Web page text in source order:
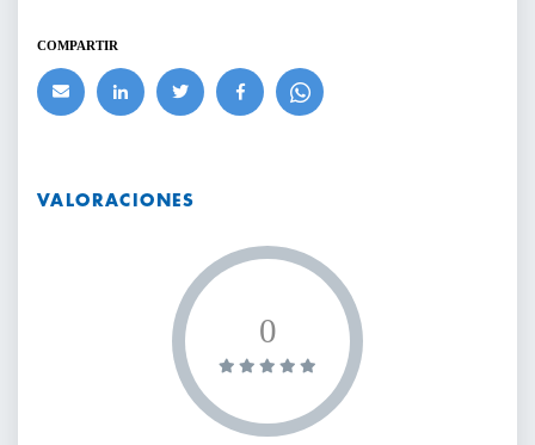
ARTICULOS Y VIDEOS
LIMPIAR FILTROS
BUSCAR
COMPARTIR
VALORACIONES
0